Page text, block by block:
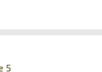
5